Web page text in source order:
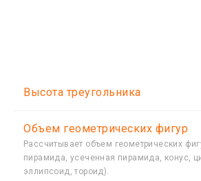
Высота треугольника
Объем геометрических фигур
Рассчитывает объем геометрических
пирамида, усеченная пирамида, конус,
эллипсоид, тороид).